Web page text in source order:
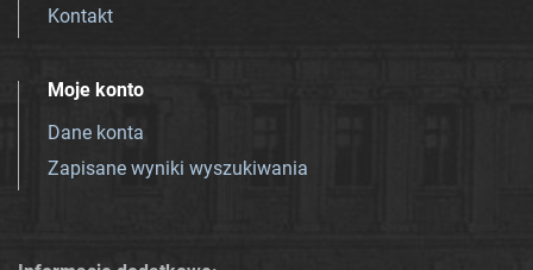
Kontakt
Moje konto
Dane konta
Zapisane wyniki wyszukiwania